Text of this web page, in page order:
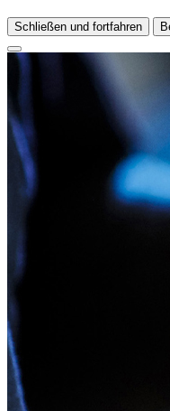
Schließen und fortfahren